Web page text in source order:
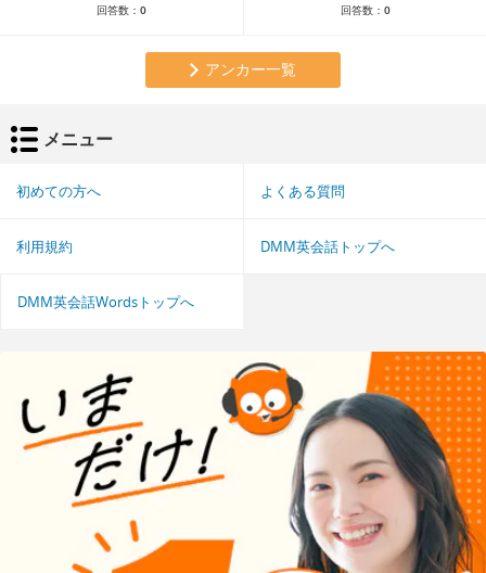
回答数： 0 回答数： 0
アンカー一覧
メニュー
初めての方へ よくある質問
利用規約 DMM英会話トップへ
DMM英会話Wordsトップへ